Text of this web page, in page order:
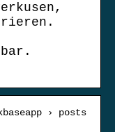
› posts